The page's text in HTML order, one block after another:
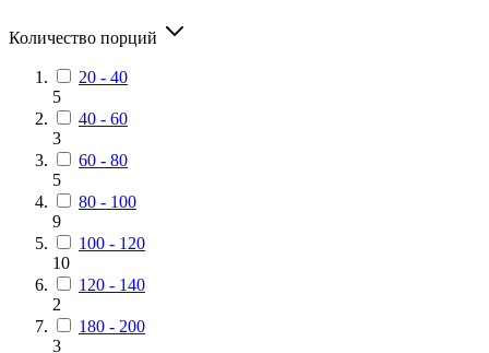
Количество порций
20 - 40
5
40 - 60
3
60 - 80
5
80 - 100
9
100 - 120
10
120 - 140
2
180 - 200
3